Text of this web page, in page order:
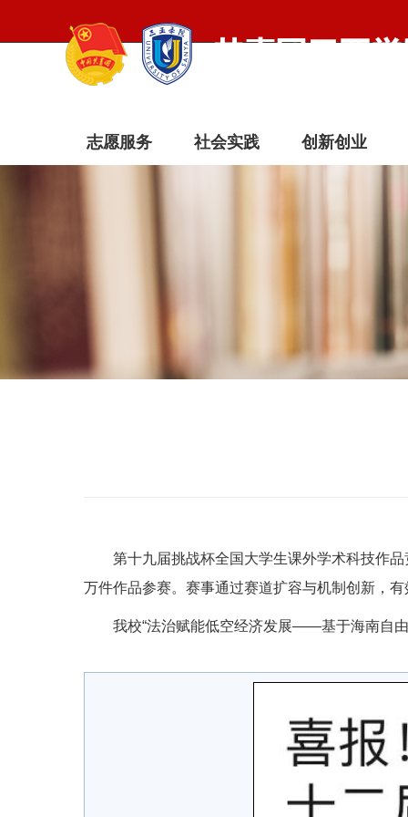
志愿服务 社会实践 创新创业
第十九届挑战杯全国大学生课外学术科技作
万件作品参赛。赛事通过赛道扩容与机制创新，
我校“法治赋能低空经济发展——基于海南自